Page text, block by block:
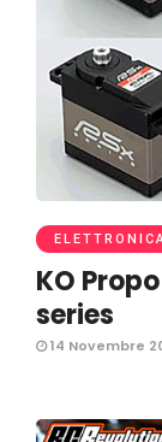
KO
series
14 Novembre